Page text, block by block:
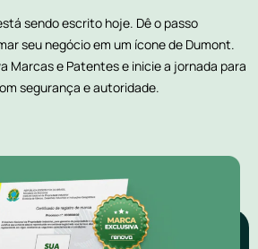
sendo escrito hoje. Dê o passo
seu negócio em um ícone de Dumont.
Marcas e Patentes e inicie a jornada para
segurança e autoridade.